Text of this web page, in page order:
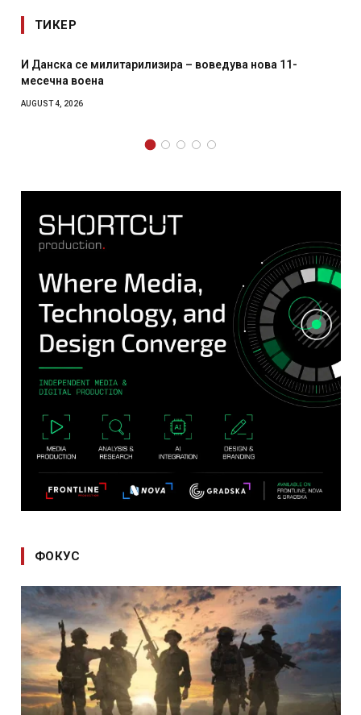
ТИКЕР
И Данска се милитарилизира – воведува нова 11-
месечна воена
AUGUST 4, 2026
ФОКУС